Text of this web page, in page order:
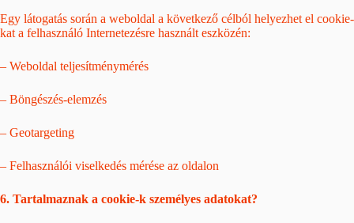
Egy látogatás során a weboldal a következő célból helyezhet el cookie-
kat a felhasználó Internetezésre használt eszközén:
– Weboldal teljesítménymérés
– Böngészés-elemzés
– Geotargeting
– Felhasználói viselkedés mérése az oldalon
6. Tartalmaznak a cookie-k személyes adatokat?